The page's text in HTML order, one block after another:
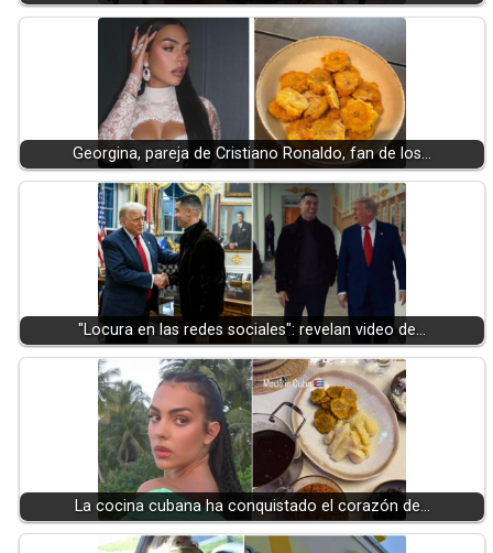
Georgina, pareja de Cristiano Ronaldo, fan de los…
"Locura en las redes sociales": revelan video de…
La cocina cubana ha conquistado el corazón de…